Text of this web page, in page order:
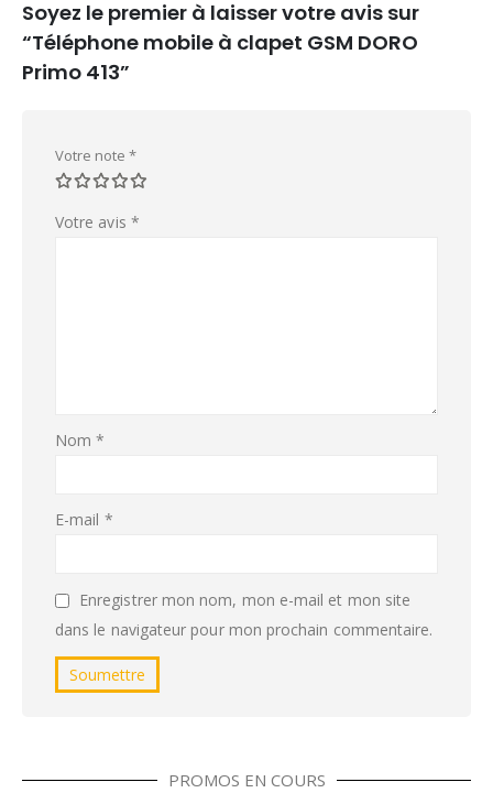
Soyez le premier à laisser votre avis sur
“Téléphone mobile à clapet GSM DORO
Primo 413”
Votre note *
Votre avis *
Nom*
E-mail *
Enregistrer mon nom, mon e-mail et mon site
dans le navigateur pour mon prochain commentaire.
PROMOS EN COURS